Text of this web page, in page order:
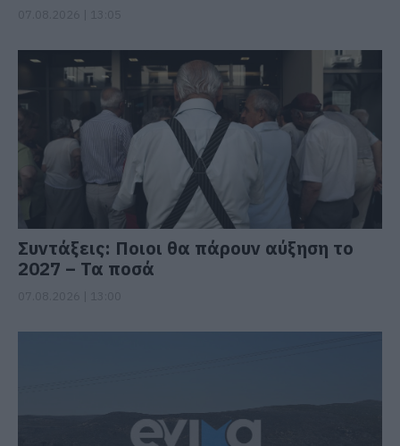
Συντάξεις: Ποιοι θα πάρουν αύξηση το
2027 – Τα ποσά